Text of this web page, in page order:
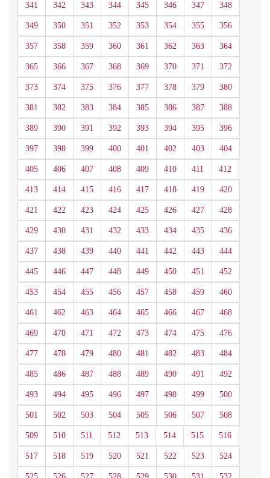
341 342 343 344 345 346 347 348
349 350 351 352 353 354 355 356
357 358 359 360 361 362 363 364
365 366 367 368 369 370 371 372
373 374 375 376 377 378 379 380
381 382 383 384 385 386 387 388
389 390 391 392 393 394 395 396
397 398 399 400 401 402 403 404
405 406 407 408 409 410 411 412
413 414 415 416 417 418 419 420
421 422 423 424 425 426 427 428
429 430 431 432 433 434 435 436
437 438 439 440 441 442 443 444
445 446 447 448 449 450 451 452
453 454 455 456 457 458 459 460
461 462 463 464 465 466 467 468
469 470 471 472 473 474 475 476
477 478 479 480 481 482 483 484
485 486 487 488 489 490 491 492
493 494 495 496 497 498 499 500
501 502 503 504 505 506 507 508
509 510 511 512 513 514 515 516
517 518 519 520 521 522 523 524